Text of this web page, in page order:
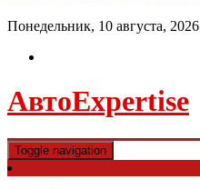
Понедельник, 10 августа, 2026
АвтоExpertise
Toggle navigation